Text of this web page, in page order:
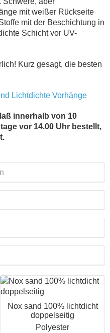
mit weißer Rückseite
mit der Beschichtung in
Schicht vor UV-
Kurz gesagt, die besten
Lichtdichte Vorhänge
innerhalb von 10
vor 14.00 Uhr bestellt,
Nox sand 100% lichtdicht
doppelseitig
Polyester